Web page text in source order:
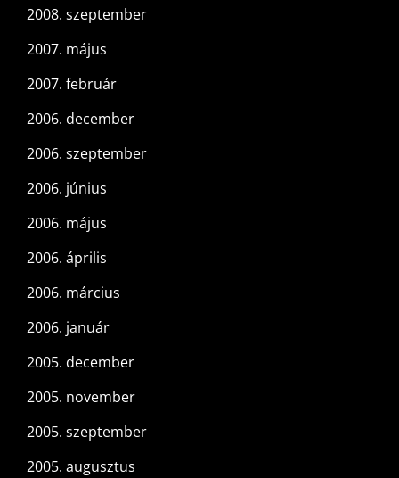
2008. szeptember
2007. május
2007. február
2006. december
2006. szeptember
2006. június
2006. május
2006. április
2006. március
2006. január
2005. december
2005. november
2005. szeptember
2005. augusztus